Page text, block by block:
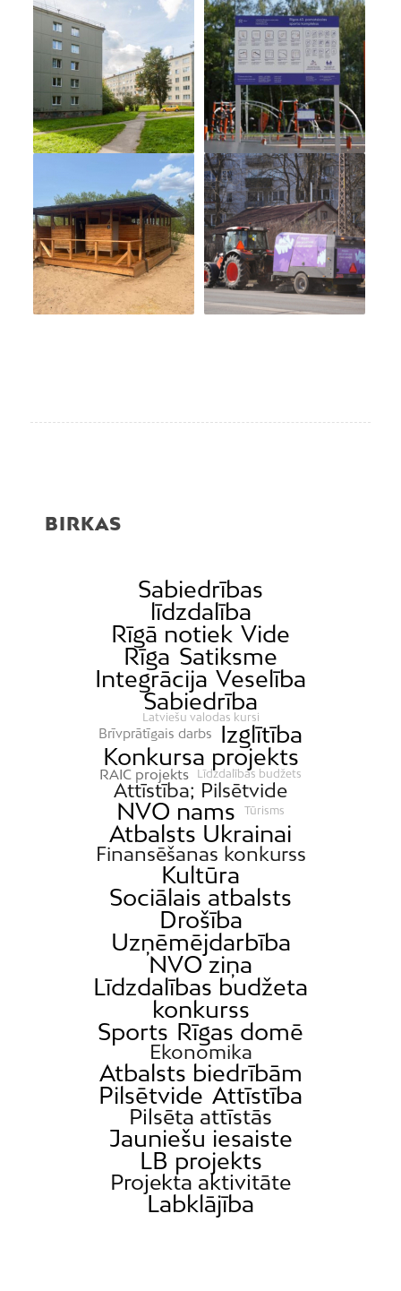
BIRKAS
Sabiedrības
līdzdalība
Rīgā notiek Vide
Rīga Satiksme
Integrācija Veselība
Sabiedrība
Latviešu valodas kursi
Brīvprātīgais darbs
Izglītība
Konkursa projekts
RAIC projekts Līdzdalības budžets
Attīstība; Pilsētvide
NVO nams Tūrisms
Atbalsts Ukrainai
Finansēšanas konkurss
Kultūra
Sociālais atbalsts
Drošība
Uzņēmējdarbība
NVO ziņa
Līdzdalības budžeta
konkurss
Sports Rīgas domē
Ekonomika
Atbalsts biedrībām
Pilsētvide Attīstība
Pilsēta attīstās
Jauniešu iesaiste
LB projekts
Projekta aktivitāte
Labklājība